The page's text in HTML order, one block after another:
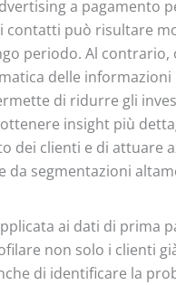
a pagamento
contatti può risultare
periodo. Al contrario,
delle informazioni
di ridurre gli
insight più
dei clienti e di attuare
da segmentazioni
ai dati di prima
non solo i clienti
di identificare la